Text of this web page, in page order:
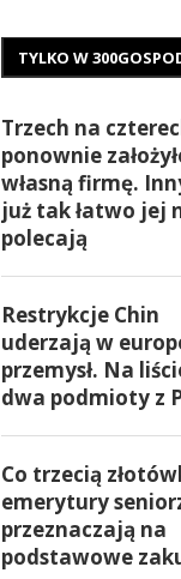
TYLKO W
Trzech na
ponownie
własną firmę.
już tak łatwo jej
polecają
Restrykcje Chin
uderzają w
przemysł. Na
dwa podmioty z
Co trzecią
emerytury
przeznaczają na
podstawowe